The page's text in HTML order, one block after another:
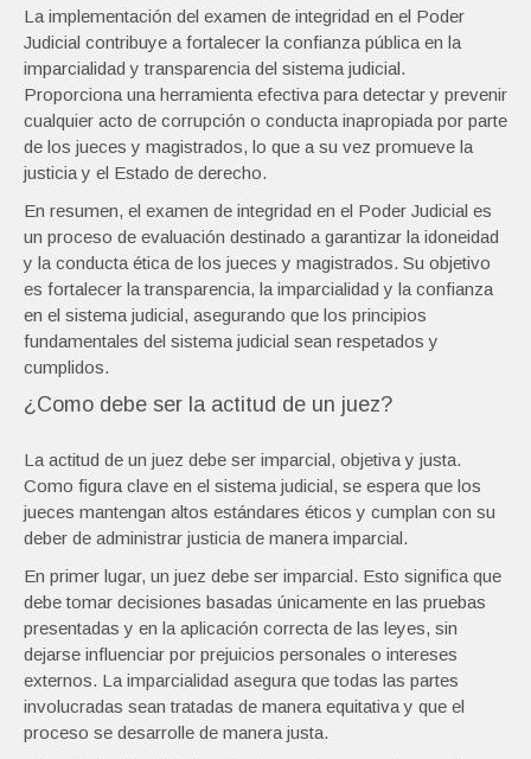
La implementación del examen de integridad en el Poder
Judicial contribuye a fortalecer la confianza pública en la
imparcialidad y transparencia del sistema judicial.
Proporciona una herramienta efectiva para detectar y prevenir
cualquier acto de corrupción o conducta inapropiada por parte
de los jueces y magistrados, lo que a su vez promueve la
justicia y el Estado de derecho.
En resumen, el examen de integridad en el Poder Judicial es
un proceso de evaluación destinado a garantizar la idoneidad
y la conducta ética de los jueces y magistrados. Su objetivo
es fortalecer la transparencia, la imparcialidad y la confianza
en el sistema judicial, asegurando que los principios
fundamentales del sistema judicial sean respetados y
cumplidos.
¿Como debe ser la actitud de un juez?
La actitud de un juez debe ser imparcial, objetiva y justa.
Como figura clave en el sistema judicial, se espera que los
jueces mantengan altos estándares éticos y cumplan con su
deber de administrar justicia de manera imparcial.
En primer lugar, un juez debe ser imparcial. Esto significa que
debe tomar decisiones basadas únicamente en las pruebas
presentadas y en la aplicación correcta de las leyes, sin
dejarse influenciar por prejuicios personales o intereses
externos. La imparcialidad asegura que todas las partes
involucradas sean tratadas de manera equitativa y que el
proceso se desarrolle de manera justa.